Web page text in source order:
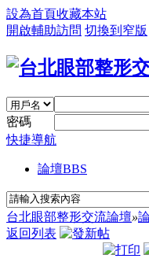
設為首頁收藏本站
開啟輔助訪問 切換到窄版
密碼
快捷導航
論壇BBS
台北眼部整形交流論壇»
返回列表